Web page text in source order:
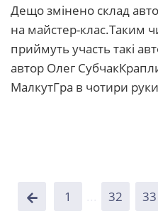
Дещо змінено склад
на майстер-клас.Таким
приймуть участь такі
автор Олег
МалкутГра в чотири
1 32 33